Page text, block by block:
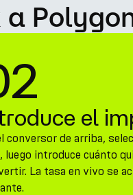
el
conversor de arriba,
luego introduce cuánto
La tasa en vivo se